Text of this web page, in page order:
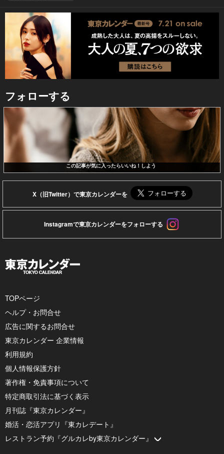
フォローする
この記事が気に入ったらいいね！しよう
X（旧Twitter）で東京カレンダーを
Instagramで東京カレンダーをフォローする
TOPページ
ヘルプ・お問合せ
広告に関するお問合せ
東京カレンダー 企業情報
利用規約
個人情報保護方針
著作権・免責事項について
特定商取引法に基づく表示
月刊誌『東京カレンダー』
婚活・恋活アプリ『東カレデート』
レストラン予約『グルカレby東京カレンダー』